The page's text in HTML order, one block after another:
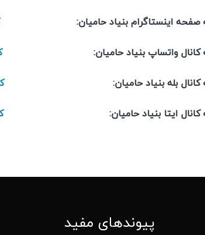
به صفحه اینستاگرام بنیاد حامیان:
به کانال واتساپ بنیاد حامیان:
به کانال بله بنیاد حامیان:
به کانال ایتا بنیاد حامیان:
پیوندهای مفید